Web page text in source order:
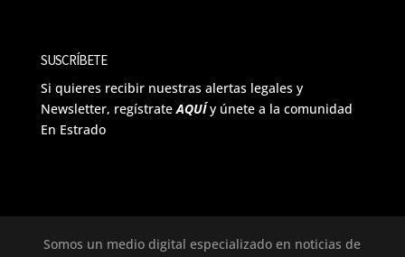
SUSCRÍBETE
Si quieres recibir nuestras alertas legales y
Newsletter, regístrateAQUÍ y únete a la comunidad
En Estrado
Somos un medio digital especializado en noticias de